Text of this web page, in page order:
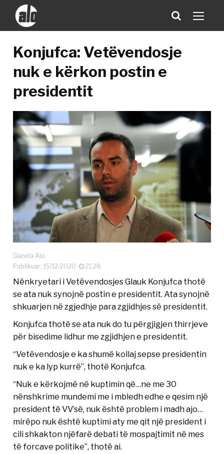
Konjufca: Vetëvendosje
nuk e kërkon postin e
presidentit
Gazeta Alo
Publikuar: 15/12/2020
21:28
Nënkryetari i Vetëvendosjes Glauk Konjufca thotë
se ata nuk synojnë postin e presidentit. Ata synojnë
shkuarjen në zgjedhje para zgjidhjes së presidentit.
Konjufca thotë se ata nuk do tu përgjigjen thirrjeve
për bisedime lidhur me zgjidhjen e presidentit.
“Vetëvendosje e ka shumë kollaj sepse presidentin
nuk e ka lyp kurrë”, thotë Konjufca.
“Nuk e kërkojmë në kuptimin që…ne me 30
nënshkrime mundemi me i mbledh edhe e qesim një
president të VV’së, nuk është problem i madh ajo…
mirëpo nuk është kuptimi aty me qit një president i
cili shkakton njëfarë debati të mospajtimit në mes
të forcave politike”, thotë ai.